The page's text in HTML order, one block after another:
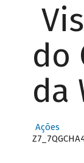
do
da
Ações